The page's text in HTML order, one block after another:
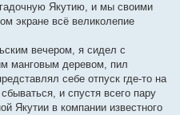
Якутию, и мы своими
экране всё великолепие
вечером, я сидел с
манговым деревом, пил
себе отпуск где-то на
и спустя всего пару
Якутии в компании известного